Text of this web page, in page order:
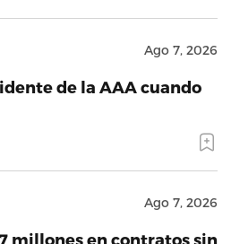
Ago 7, 2026
de la AAA cuando
Ago 7, 2026
millones en contratos sin